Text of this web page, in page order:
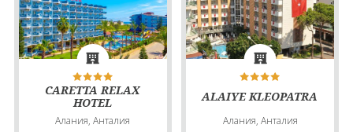
CARETTA RELAX
HOTEL
Алания, Анталия
ALAIYE KLEOPATRA
Алания, Анталия